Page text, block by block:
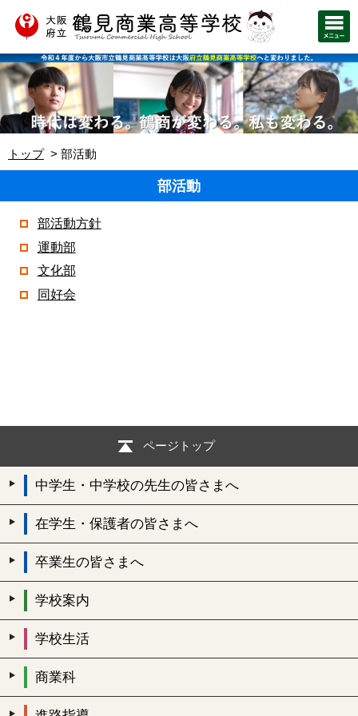
トップ 部活動
部活動
部活動方針
運動部
文化部
同好会
ページトップ
中学生・中学校の先生の皆さまへ
在学生・保護者の皆さまへ
卒業生の皆さまへ
学校案内
学校生活
商業科